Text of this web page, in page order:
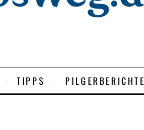
TIPPS PILGERBERICHTE